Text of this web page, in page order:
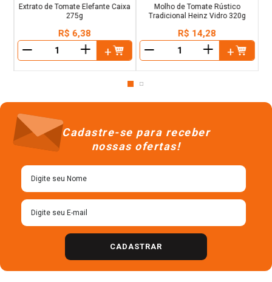
Extrato de Tomate Elefante Caixa
275g
R$ 6,38
＋
Molho de Tomate Rústico
Tradicional Heinz Vidro 320g
R$ 14,28
＋
Cadastre-se para receber
nossas ofertas!
CADASTRAR